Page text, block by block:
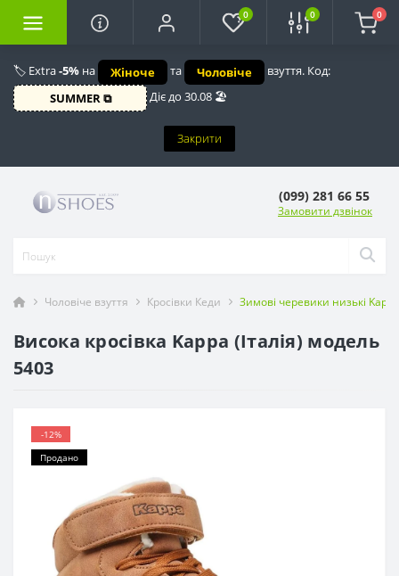
🏷️ Extra-5% на Жіноче та Чоловіче
взуття. Код:
SUMMER ⧉
Діє до 30.08 🏖️
Закрити
0 0 0
(099) 281 66 55
Замовити дзвінок
Чоловіче взуття Кросівки Кеди Зимові черевики низькі
Висока кросівка Kappa (Італія) модель
5403
-12%
Продано